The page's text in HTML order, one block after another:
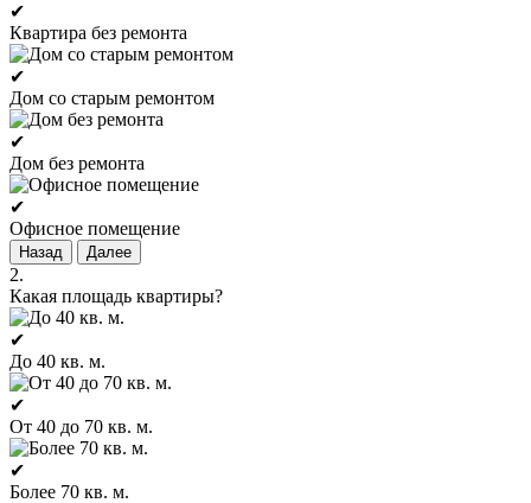
✔
Квартира без ремонта
✔
Дом со старым ремонтом
✔
Дом без ремонта
✔
Офисное помещение
Назад Далее
2.
Какая площадь квартиры?
✔
До 40 кв. м.
✔
От 40 до 70 кв. м.
✔
Более 70 кв. м.